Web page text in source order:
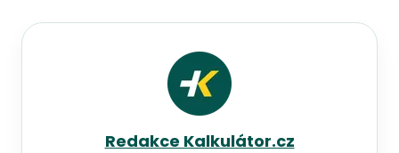
Redakce Kalkulátor.cz